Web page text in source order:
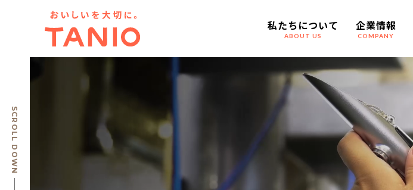
私たちについて
ABOUT US
企業情報
COMPANY
SCROLL DOWN